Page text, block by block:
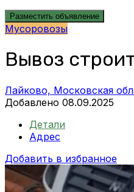
Разместить объявление
Мусоровозы
Вывоз
Лайково, Московская
Добавлено 08.09.2025
Детали
Адрес
Добавить в избранное